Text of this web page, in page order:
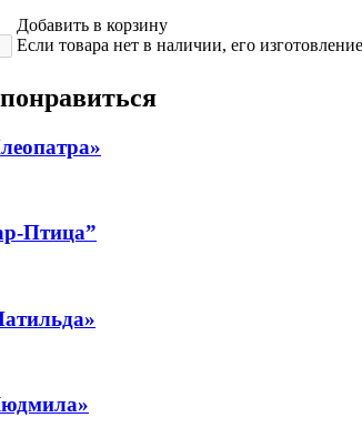
Добавить в корзину
Если товара нет в наличии, его
Птица”